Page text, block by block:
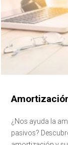
¿Nos ayuda la
pasivos?